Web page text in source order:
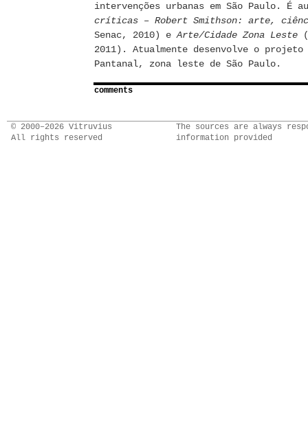
intervenções urbanas em São Paulo.
críticas – Robert Smithson: arte,
Senac, 2010) eArte/Cidade Zona Leste
2011). Atualmente desenvolve o projeto
Pantanal, zona leste de São Paulo.
comments
© 2000–2026 Vitruvius
All rights reserved
The sources are always
information provided